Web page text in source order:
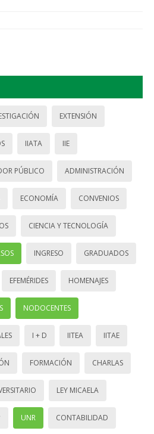
EXTENSIÓN
IIATA IIE
PÚBLICO ADMINISTRACIÓN
ECONOMÍA CONVENIOS
CIENCIA Y TECNOLOGÍA
INGRESO GRADUADOS
EFEMÉRIDES HOMENAJES
NODOCENTES
I + D IITEA IITAE
FORMACIÓN CHARLAS
LEY MICAELA
UNR CONTABILIDAD